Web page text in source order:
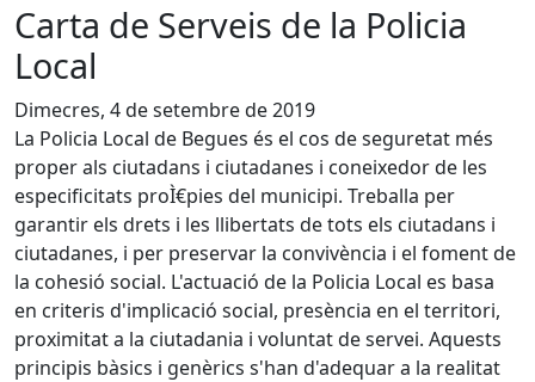
Carta de Serveis de la Policia
Local
Dimecres, 4 de setembre de 2019
La Policia Local de Begues és el cos de seguretat més
proper als ciutadans i ciutadanes i coneixedor de les
especificitats proÌ€pies del municipi. Treballa per
garantir els drets i les llibertats de tots els ciutadans i
ciutadanes, i per preservar la convivència i el foment de
la cohesió social. L'actuació de la Policia Local es basa
en criteris d'implicació social, presència en el territori,
proximitat a la ciutadania i voluntat de servei. Aquests
principis bàsics i genèrics s'han d'adequar a la realitat